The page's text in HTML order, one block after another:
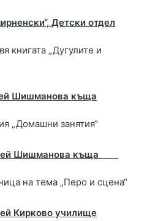
Детски отдел
книгата „Дугулите и
Шишманова къща
„Домашни занятия“
Шишманова къща
на тема „Перо и сцена“
Кирково училище